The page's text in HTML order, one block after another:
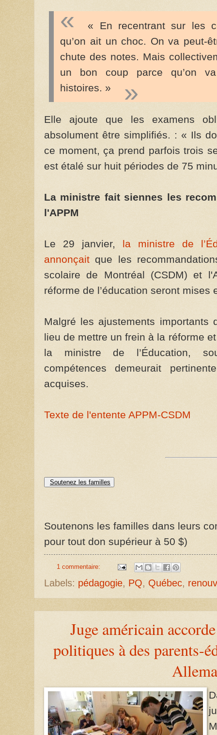
« En recentrant sur les
qu’on ait un choc. On va peut-
chute des notes. Mais
un bon coup parce qu’on
histoires. »
Elle ajoute que les examens
absolument être simplifiés. : « Ils
ce moment, ça prend parfois trois
est étalé sur huit périodes de 75
La ministre fait siennes les
l'APPM
Le 29 janvier, la ministre de
annonçait que les
scolaire de Montréal (CSDM) et
réforme de l’éducation seront
Malgré les ajustements importants
lieu de mettre un frein à la réforme
la ministre de l’Éducation,
compétences demeurait
acquises.
Texte de l'entente APPM-CSDM
Soutenez les familles
Soutenons les familles dans leurs
pour tout don supérieur à 50 $)
1 commentaire:
Labels: pédagogie, PQ, Québec,
Juge américain
politiques à des parents-